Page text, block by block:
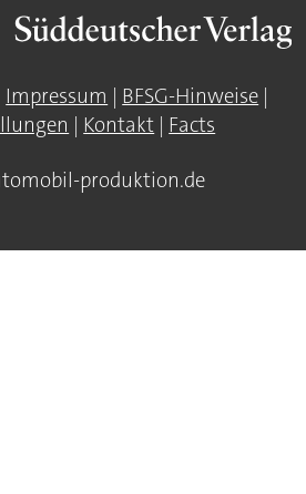
Impressum BFSG-Hinweise
Kontakt Facts
produktion.de